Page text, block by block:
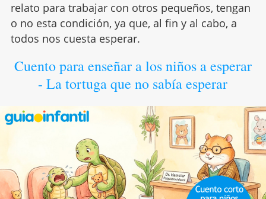
relato para trabajar con otros pequeños, tengan
o no esta condición, ya que, al fin y al cabo, a
todos nos cuesta esperar.
Cuento para enseñar a los niños a esperar
- La tortuga que no sabía esperar